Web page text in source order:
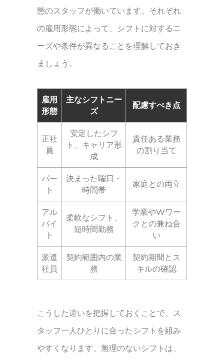
態のスタッフが働いています。それぞれ
の雇用形態によって、シフトに対するニ
ーズや条件が異なることを理解しておき
ましょう。
雇用
形態
主なシフトニー
ズ
配慮すべき点
正社
員
安定したシフ
ト、キャリア形
成
責任ある業務
の割り当て
パー
ト
決まった曜日・
時間帯
家庭との両立
アル
バイ
ト
柔軟なシフト、
短時間勤務
学業やWワー
クとの兼ね合
い
派遣
社員
契約範囲内の業
務
契約期間とス
キルの確認
こうした違いを把握しておくことで、ス
タッフ一人ひとりに合ったシフトを組み
やすくなります。無理のないシフトは、